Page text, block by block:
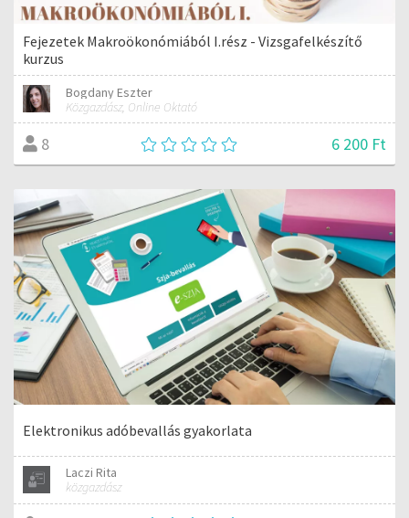
Fejezetek Makroökonómiából I.rész - Vizsgafelkészítő
kurzus
Bogdany Eszter
Közgazdász, Online Oktató
8 6 200 Ft
Elektronikus adóbevallás gyakorlata
Laczi Rita
közgazdász